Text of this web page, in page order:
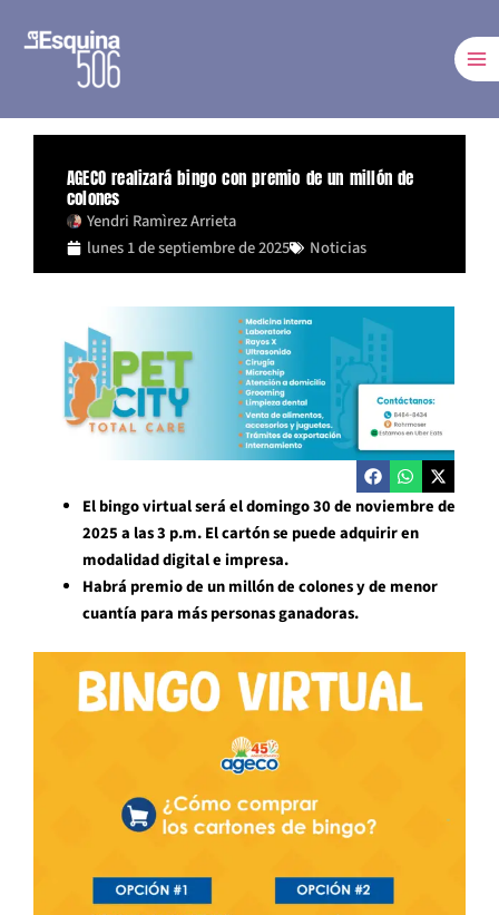
AGECO realizará bingo con premio de un millón de
colones
Yendri Ramìrez Arrieta
lunes 1 de septiembre de 2025
Noticias
El bingo virtual será el domingo 30 de noviembre de
2025 a las 3 p.m. El cartón se puede adquirir en
modalidad digital e impresa.
Habrá premio de un millón de colones y de menor
cuantía para más personas ganadoras.